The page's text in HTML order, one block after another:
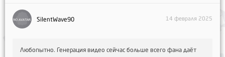
SilentWave90 14 февраля 2025
Любопытно. Генерация видео сейчас больше всего фана даёт